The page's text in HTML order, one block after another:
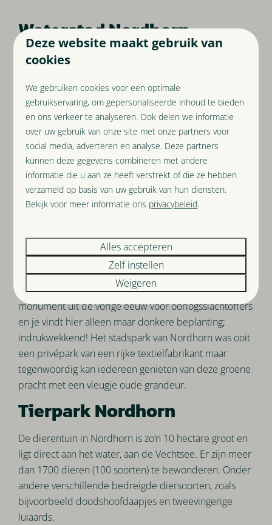
Waterstad Nordhorn
Waterstad Nordhorn is erg leuk om per water te
aan alle kanten rond de binnenstad. Huur zelf een
bootje of ga gezellig mee op standsrondvaart.
Cultureel Nordhorn
Ook op cultureel gebied is hier genoeg te beleven. De
stadsgalerij is een aanrader voor iedere liefhebber van
moderne kunst. Verder is er een stadsmuseum en een
Duits scheepvaartmuseum.
Natuur Nordhorn
Uiteraard is de natuur in Nordhorn nooit ver weg. Ga
eens een rondje waterfietsen op de mooie Vechtesee
of neem een kijkje in de „zwarte tuin“. Dit park is een
monument uit de vorige eeuw voor oorlogsslachtoffers
en je vindt hier alleen maar donkere beplanting;
indrukwekkend! Het stadspark van Nordhorn was ooit
een privépark van een rijke textielfabrikant maar
tegenwoordig kan iedereen genieten van deze groene
pracht met een vleugje oude grandeur.
Tierpark Nordhorn
De dierentuin in Nordhorn is zo’n 10 hectare groot en
ligt direct aan het water, aan de Vechtsee. Er zijn meer
dan 1700 dieren (100 soorten) te bewonderen. Onder
andere verschillende bedreigde diersoorten, zoals
bijvoorbeeld doodshoofdaapjes en tweevingerige
luiaards.
Deze website maakt gebruik van
cookies
We gebruiken cookies voor een optimale
gebruikservaring, om gepersonaliseerde inhoud te bieden
en ons verkeer te analyseren. Ook delen we informatie
over uw gebruik van onze site met onze partners voor
social media, adverteren en analyse. Deze partners
kunnen deze gegevens combineren met andere
informatie die u aan ze heeft verstrekt of die ze hebben
verzameld op basis van uw gebruik van hun diensten.
Bekijk voor meer informatie ons privacybeleid.
Alles accepteren
Zelf instellen
Weigeren